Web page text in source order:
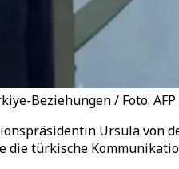
Beziehungen / Foto: AFP
Ursula von
türkische